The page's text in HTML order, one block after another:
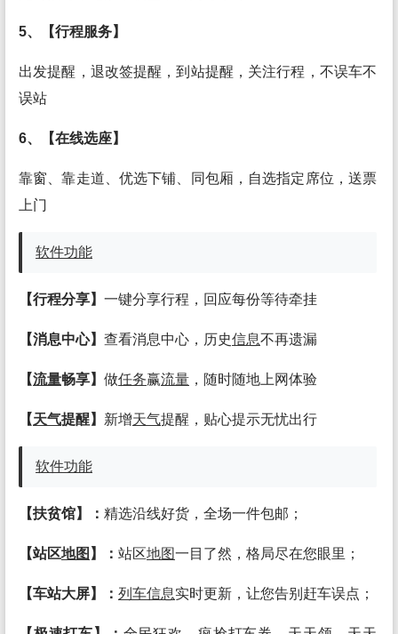
5、【行程服务】
出发提醒，退改签提醒，到站提醒，关注行程，不误车不
误站
6、【在线选座】
靠窗、靠走道、优选下铺、同包厢，自选指定席位，送票
上门
软件功能
【行程分享】 一键分享行程，回应每份等待牵挂
【消息中心】 查看消息中心，历史信息不再遗漏
【流量畅享】 做任务赢流量 ，随时随地上网体验
【天气提醒】 新增天气提醒，贴心提示无忧出行
软件功能
【扶贫馆】： 精选沿线好货，全场一件包邮；
【站区地图 】： 站区地图一目了然，格局尽在您眼里；
【车站大屏】： 列车信息实时更新，让您告别赶车误点；